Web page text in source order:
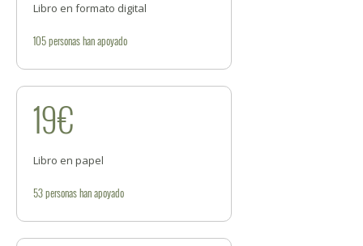
Libro en formato digital
105personashan apoyado
19€
Libro en papel
53personashan apoyado